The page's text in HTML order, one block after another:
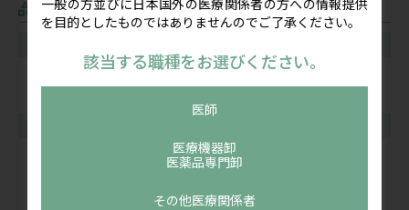
カテゴリー
ポータブル型
腕つり・ギプスウォーカー
一般の方並びに日本国外の医療関係者の方への情報提供
を目的としたものではありませんのでご了承ください。
該当する職種をお選びください。
医師
医療機器卸
医薬品専門卸
その他医療関係者